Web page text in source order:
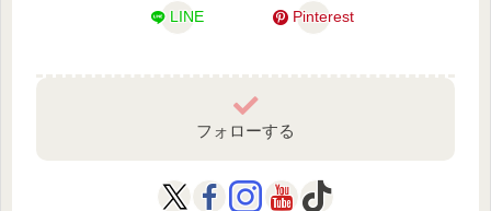
LINE Pinterest
フォローする